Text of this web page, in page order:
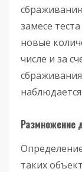
замесе
новые
числе и за
наблюдается.
Размножение
таких